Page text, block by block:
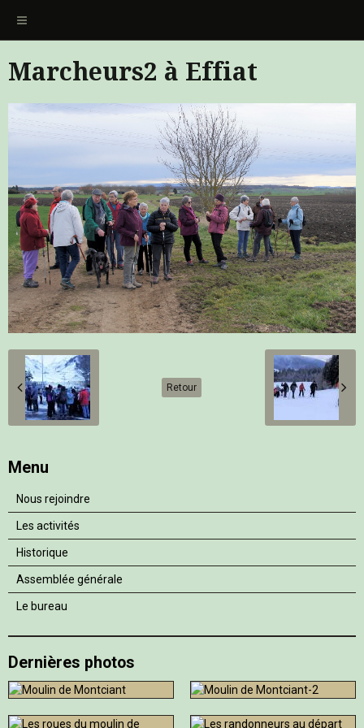
Marcheurs2 à Effiat
Retour
Menu
Nous rejoindre
Les activités
Historique
Assemblée générale
Le bureau
Dernières photos